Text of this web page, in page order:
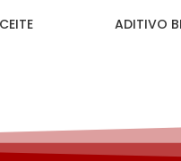
ADITIVO
CON